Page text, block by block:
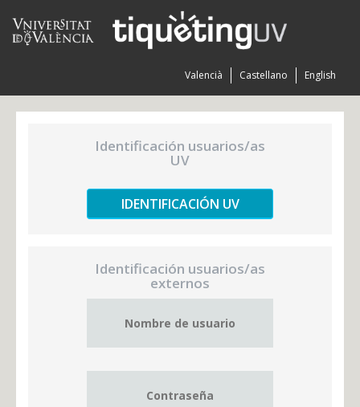
English
Castellano
Valencià
Identificación usuarios/as
UV
IDENTIFICACIÓN UV
Identificación usuarios/as
externos